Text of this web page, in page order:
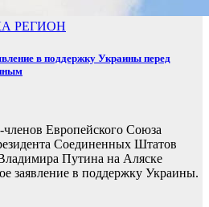
РЕГИОН
в поддержку Украины перед
членов Европейского Союза
Соединенных Штатов
Путина на Аляске
заявление в поддержку Украины.